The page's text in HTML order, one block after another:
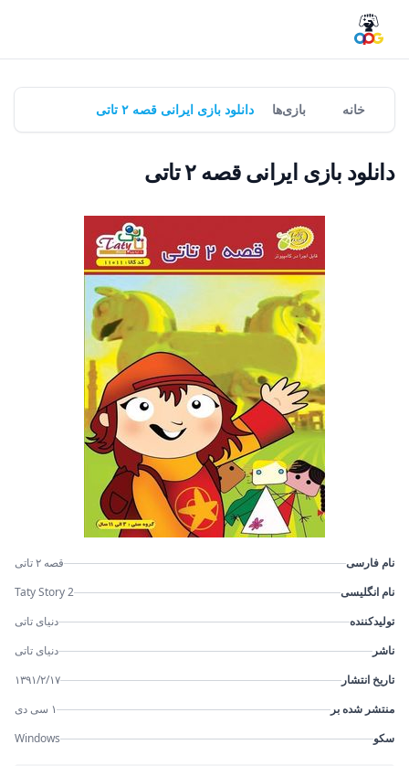
خانه بازی‌ها دانلود بازی ایرانی قصه ۲ تاتی
دانلود بازی ایرانی قصه ۲ تاتی
نام فارسی
قصه ۲ تاتی
نام انگلیسی
Taty Story 2
تولیدکننده
دنیای تاتی
ناشر
دنیای تاتی
تاریخ انتشار
۱۳۹۱/۲/۱۷
منتشر شده بر
۱ سی دی
سکو
Windows